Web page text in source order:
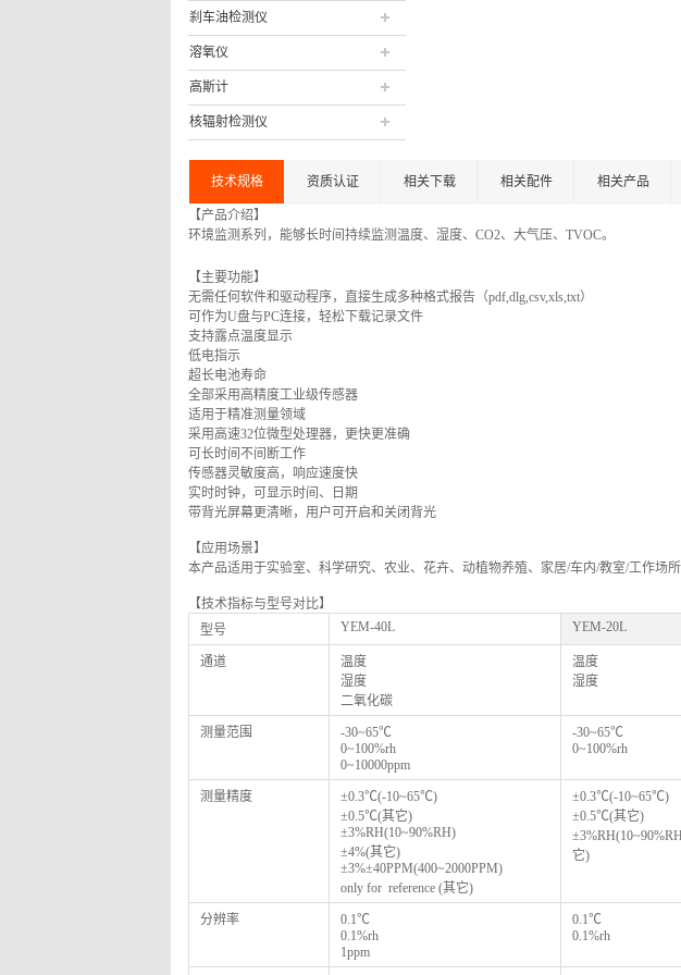
刹车油检测仪
溶氧仪
高斯计
核辐射检测仪
技术规格 资质认证 相关下载 相关配件 相关产品
【产品介绍】
环境监测系列，能够长时间持续监测温度、湿度、CO2、大气压、TVOC。
【主要功能】
无需任何软件和驱动程序，直接生成多种格式报告（pdf,dlg,csv,xls,txt）
可作为U盘与PC连接，轻松下载记录文件
支持露点温度显示
低电指示
超长电池寿命
全部采用高精度工业级传感器
适用于精准测量领域
采用高速32位微型处理器，更快更准确
可长时间不间断工作
传感器灵敏度高，响应速度快
实时时钟，可显示时间、日期
带背光屏幕更清晰，用户可开启和关闭背光
【应用场景】
本产品适用于实验室、科学研究、农业、花卉、动植物养殖、家居/车内/教室/工作场所
【技术指标与型号对比】
型号
YEM-40L YEM-20L
通道
温度
湿度
二氧化碳
温度
湿度
测量范围 -30~65℃
0~100%rh
0~10000ppm
-30~65℃
0~100%rh
测量精度
±0.3℃(-10~65℃)
±0.5℃(其它)
±3%RH(10~90%RH)
±4%(其它)
±3%±40PPM(400~2000PPM)
only for reference (其它)
±0.3℃(-10~65℃)
±0.5℃(其它)
它)
分辨率 0.1℃
0.1%rh
1ppm
0.1℃
0.1%rh